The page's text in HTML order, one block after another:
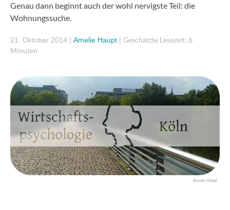
Genau dann beginnt auch der wohl nervigste Teil: die
Wohnungssuche.
21. Oktober 2014 | Amelie Haupt | Geschätzte Lesezeit: 6
Minuten
Amelie Haupt